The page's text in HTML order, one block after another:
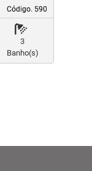
Código. 590
Código. 590
3
Banho(s)